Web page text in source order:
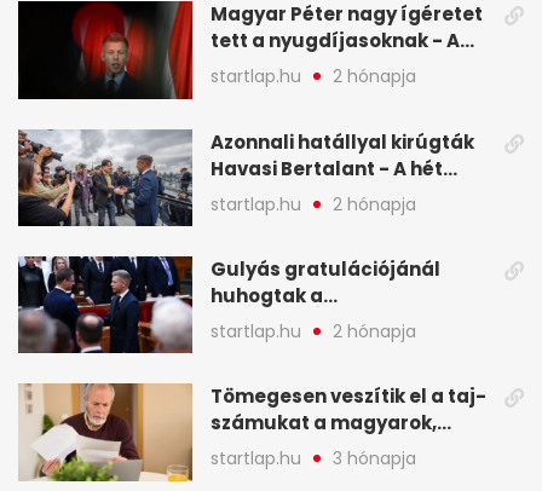
Magyar Péter nagy ígéretet
tett a nyugdíjasoknak - A
hét legfontosabb hírei
képekben
startlap.hu 2 hónapja
Azonnali hatállyal kirúgták
Havasi Bertalant - A hét
legfontosabb hírei
képekben
startlap.hu 2 hónapja
Gulyás gratulációjánál
huhogtak a
leghangosabban, miután
Magyart miniszterelnökké
legfontosabb hírei
képekben
startlap.hu 2 hónapja
Tömegesen veszítik el a taj-
számukat a magyarok,
sokak ellen eljárást indít a
NAV - A hét hírei képekben
startlap.hu 3 hónapja